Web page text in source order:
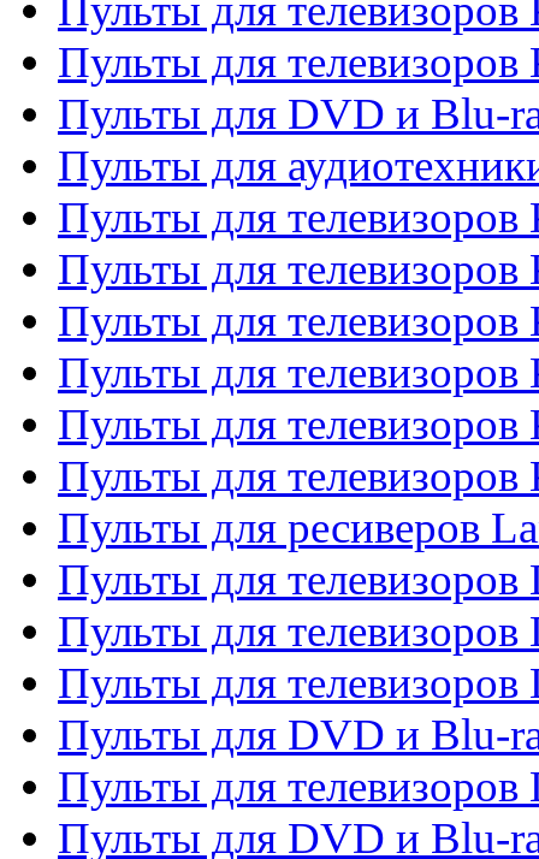
Пульты для телевизоров
Пульты для телевизоров
Пульты для DVD и Blu-
Пульты для
Пульты для
Пульты для телевизоров
Пульты для телевизоров
Пульты для телевизоров
Пульты для
Пульты для
Пульты для ресиверов
Пульты для телевизоров
Пульты для телевизоров
Пульты для телевизоров
Пульты для DVD и Blu-
Пульты для телевизоров
Пульты для DVD и Blu-